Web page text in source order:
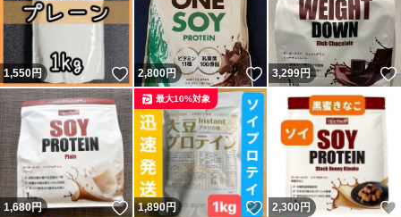
1,550円 いいね！
2,800円 いいね！
3,299円
1,680円 いいね！
1,890円 いいね！
最大10%対象
2,300円